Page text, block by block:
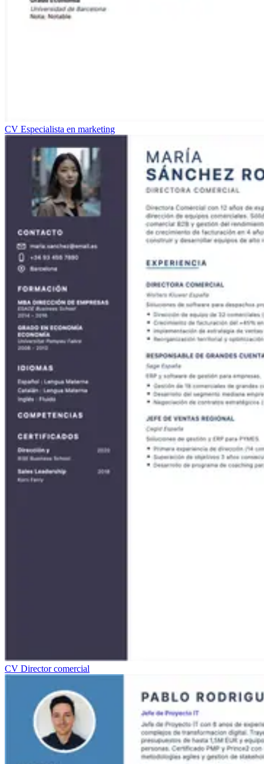
CV Especialista en marketing
CV Director comercial